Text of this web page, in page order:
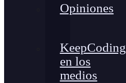
Opiniones
KeepCoding
en los
medios